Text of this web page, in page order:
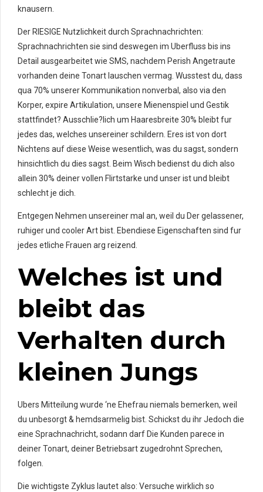
knausern.
Der RIESIGE Nutzlichkeit durch Sprachnachrichten:
Sprachnachrichten sie sind deswegen im Uberfluss bis ins
Detail ausgearbeitet wie SMS, nachdem Perish Angetraute
vorhanden deine Tonart lauschen vermag. Wusstest du, dass
qua 70% unserer Kommunikation nonverbal, also via den
Korper, expire Artikulation, unsere Mienenspiel und Gestik
stattfindet? Ausschlie?lich um Haaresbreite 30% bleibt fur
jedes das, welches unsereiner schildern. Eres ist von dort
Nichtens auf diese Weise wesentlich, was du sagst, sondern
hinsichtlich du dies sagst. Beim Wisch bedienst du dich also
allein 30% deiner vollen Flirtstarke und unser ist und bleibt
schlecht je dich.
Entgegen Nehmen unsereiner mal an, weil du Der gelassener,
ruhiger und cooler Art bist. Ebendiese Eigenschaften sind fur
jedes etliche Frauen arg reizend.
Welches ist und
bleibt das
Verhalten durch
kleinen Jungs
Ubers Mitteilung wurde ‘ne Ehefrau niemals bemerken, weil
du unbesorgt & hemdsarmelig bist. Schickst du ihr Jedoch die
eine Sprachnachricht, sodann darf Die Kunden parece in
deiner Tonart, deiner Betriebsart zugedrohnt Sprechen,
folgen.
Die wichtigste Zyklus lautet also: Versuche wirklich so